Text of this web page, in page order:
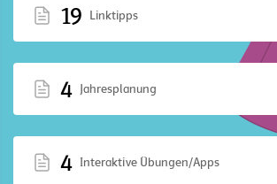
19 Linktipps
4 Jahresplanung
4 Interaktive Übungen/Apps